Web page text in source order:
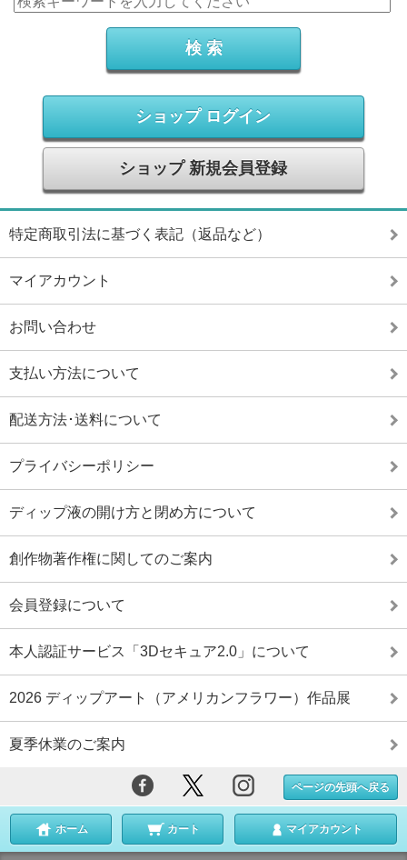
ショップ ログイン
ショップ 新規会員登録
特定商取引法に基づく表記（返品など）
マイアカウント
お問い合わせ
支払い方法について
配送方法･送料について
プライバシーポリシー
ディップ液の開け方と閉め方について
創作物著作権に関してのご案内
会員登録について
本人認証サービス「3Dセキュア2.0」について
2026 ディップアート（アメリカンフラワー）作品展
夏季休業のご案内
ページの先頭へ戻る
ホーム カート マイアカウント